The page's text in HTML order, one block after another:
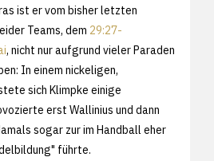
ist er vom bisher letzten
Teams, dem 29:27-
, nicht nur aufgrund vieler Paraden
In einem nickeligen,
sich Klimpke einige
erst Wallinius und dann
sogar zur im Handball eher
führte.